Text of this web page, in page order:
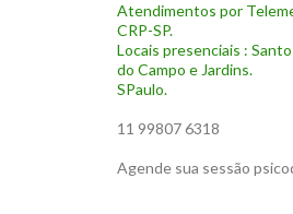
Atendimentos por
CRP-SP.
Locais presenciais :
do Campo e Jardins.
SPaulo.
11 99807 6318
Agende sua sessão